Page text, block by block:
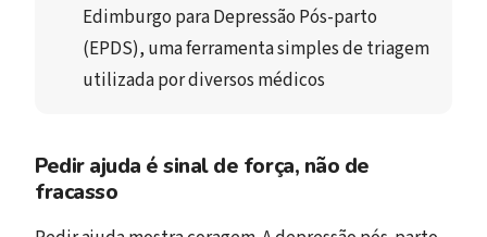
Edimburgo para Depressão Pós-parto
(EPDS), uma ferramenta simples de triagem
utilizada por diversos médicos
Pedir ajuda é sinal de força, não de
fracasso